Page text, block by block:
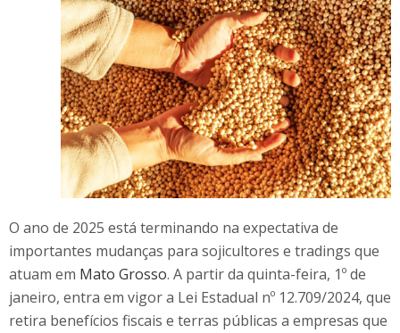
O ano de 2025 está terminando na expectativa de
importantes mudanças para sojicultores e tradings que
atuam em Mato Grosso. A partir da quinta-feira, 1º de
janeiro, entra em vigor a Lei Estadual nº 12.709/2024, que
retira benefícios fiscais e terras públicas a empresas que